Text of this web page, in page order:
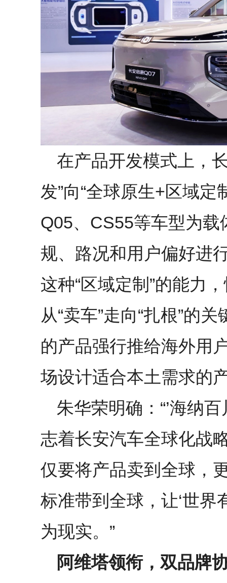
在产品开发模式上，
发”向“全球原生+区域定
Q05、CS55等车型为
规、路况和用户偏好进
这种“区域定制”的能力
从“卖车”走向“扎根”的
的产品强行推给海外用
场设计适合本土需求的
朱华荣明确：“’海纳
志着长安汽车全球化战
仅要将产品卖到全球，
标准带到全球，让‘世界
为现实。”
阿维塔领衔，双品牌